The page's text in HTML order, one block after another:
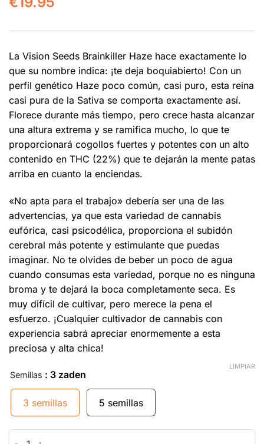
La Vision Seeds Brainkiller Haze hace exactamente lo
que su nombre indica: ¡te deja boquiabierto! Con un
perfil genético Haze poco común, casi puro, esta reina
casi pura de la Sativa se comporta exactamente así.
Florece durante más tiempo, pero crece hasta alcanzar
una altura extrema y se ramifica mucho, lo que te
proporcionará cogollos fuertes y potentes con un alto
contenido en THC (22%) que te dejarán la mente patas
arriba en cuanto la enciendas.
«No apta para el trabajo» debería ser una de las
advertencias, ya que esta variedad de cannabis
eufórica, casi psicodélica, proporciona el subidón
cerebral más potente y estimulante que puedas
imaginar. No te olvides de beber un poco de agua
cuando consumas esta variedad, porque no es ninguna
broma y te dejará la boca completamente seca. Es
muy difícil de cultivar, pero merece la pena el
esfuerzo. ¡Cualquier cultivador de cannabis con
experiencia sabrá apreciar enormemente a esta
preciosa y alta chica!
Semillas : 3 zaden
3 semillas 5 semillas
LIMPIAR